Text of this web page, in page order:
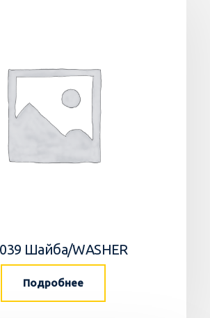
Шайба/WASHER
Подробнее